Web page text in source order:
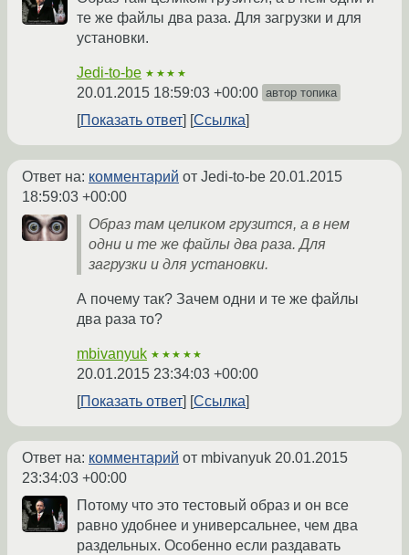
те же файлы два раза. Для загрузки и для
установки.
Jedi-to-be ★★★★
20.01.2015 18:59:03 +00:00 автор топика
Показать ответ Ссылка
Ответ на: комментарий от Jedi-to-be 20.01.2015
18:59:03 +00:00
Образ там целиком грузится, а в нем
одни и те же файлы два раза. Для
загрузки и для установки.
А почему так? Зачем одни и те же файлы
два раза то?
mbivanyuk ★★★★★
20.01.2015 23:34:03 +00:00
Показать ответ
Ссылка
Ответ на: комментарий от mbivanyuk 20.01.2015
23:34:03 +00:00
Потому что это тестовый образ и он все
равно удобнее и универсальнее, чем два
раздельных. Особенно если раздавать